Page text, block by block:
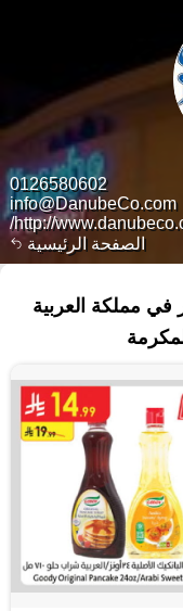
الصفحة الرئيسية
0126580602
info@DanubeCo.com
http://
مملكة العربية